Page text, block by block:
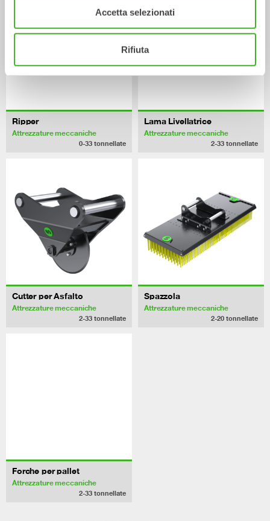
Accetta selezionati
Rifiuta
Ripper
Attrezzature meccaniche
0-33 tonnellate
Lama Livellatrice
Attrezzature meccaniche
2-33 tonnellate
Cutter per Asfalto
Attrezzature meccaniche
2-33 tonnellate
Spazzola
Attrezzature meccaniche
2-20 tonnellate
Forche per pallet
Attrezzature meccaniche
2-33 tonnellate